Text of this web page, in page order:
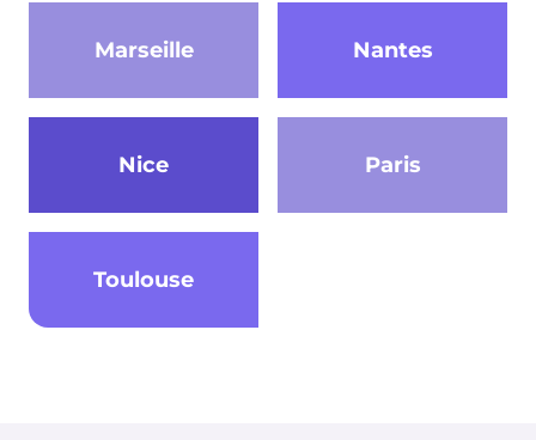
Marseille Nantes
Nice Paris
Toulouse